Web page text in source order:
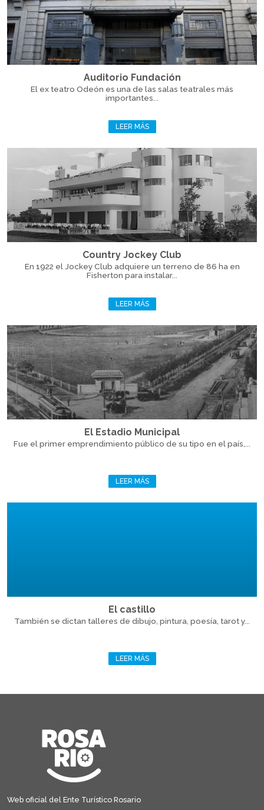
Auditorio Fundación
El ex teatro Odeón es una de las salas teatrales más
importantes...
LEER MÁS
Country Jockey Club
En 1922 el Jockey Club adquiere un terreno de 86 ha en
Fisherton para instalar...
LEER MÁS
El Estadio Municipal
Fue el primer emprendimiento público de su tipo en el país,...
LEER MÁS
El castillo
También se dictan talleres de dibujo, pintura, poesía, tarot y...
LEER MÁS
Web oficial del Ente Turístico Rosario